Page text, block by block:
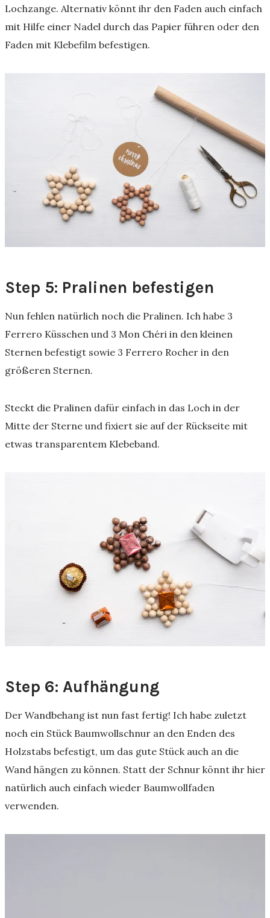
Lochzange. Alternativ könnt ihr den Faden auch einfach
mit Hilfe einer Nadel durch das Papier führen oder den
Faden mit Klebefilm befestigen.
Step 5: Pralinen befestigen
Nun fehlen natürlich noch die Pralinen. Ich habe 3
Ferrero Küsschen und 3 Mon Chéri in den kleinen
Sternen befestigt sowie 3 Ferrero Rocher in den
größeren Sternen.
Steckt die Pralinen dafür einfach in das Loch in der
Mitte der Sterne und fixiert sie auf der Rückseite mit
etwas transparentem Klebeband.
Step 6: Aufhängung
Der Wandbehang ist nun fast fertig! Ich habe zuletzt
noch ein Stück Baumwollschnur an den Enden des
Holzstabs befestigt, um das gute Stück auch an die
Wand hängen zu können. Statt der Schnur könnt ihr hier
natürlich auch einfach wieder Baumwollfaden
verwenden.